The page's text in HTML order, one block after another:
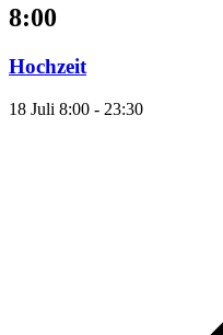
8:00
Hochzeit
18 Juli 8:00 - 23:30